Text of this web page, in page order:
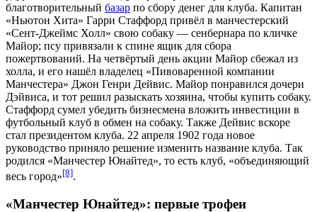
благотворительный базар по сбору денег для клуба. Капитан
«Ньютон Хита» Гарри Стаффорд привёл в манчестерский
«Сент-Джеймс Холл» свою собаку — сенбернара по кличке
Майор; псу привязали к спине ящик для сбора
пожертвований. На четвёртый день акции Майор сбежал из
холла, и его нашёл владелец «Пивоваренной компании
Манчестера» Джон Генри Дейвис. Майор понравился дочери
Дэйвиса, и тот решил разыскать хозяина, чтобы купить собаку.
Стаффорд сумел убедить бизнесмена вложить инвестиции в
футбольный клуб в обмен на собаку. Также Дейвис вскоре
стал президентом клуба. 22 апреля 1902 года новое
руководство приняло решение изменить название клуба. Так
родился «Манчестер Юнайтед», то есть клуб, «объединяющий
весь город»[8].
«Манчестер Юнайтед»: первые трофеи